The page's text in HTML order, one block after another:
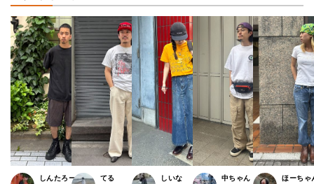
しんたろー
てる
しいな
中ちゃん
ほーちゃ